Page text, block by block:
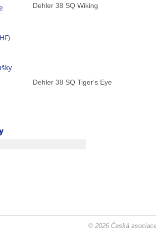
Dehler 38 SQ Wiking
Dehler 38 SQ Tiger's Eye
© 2026 Česká